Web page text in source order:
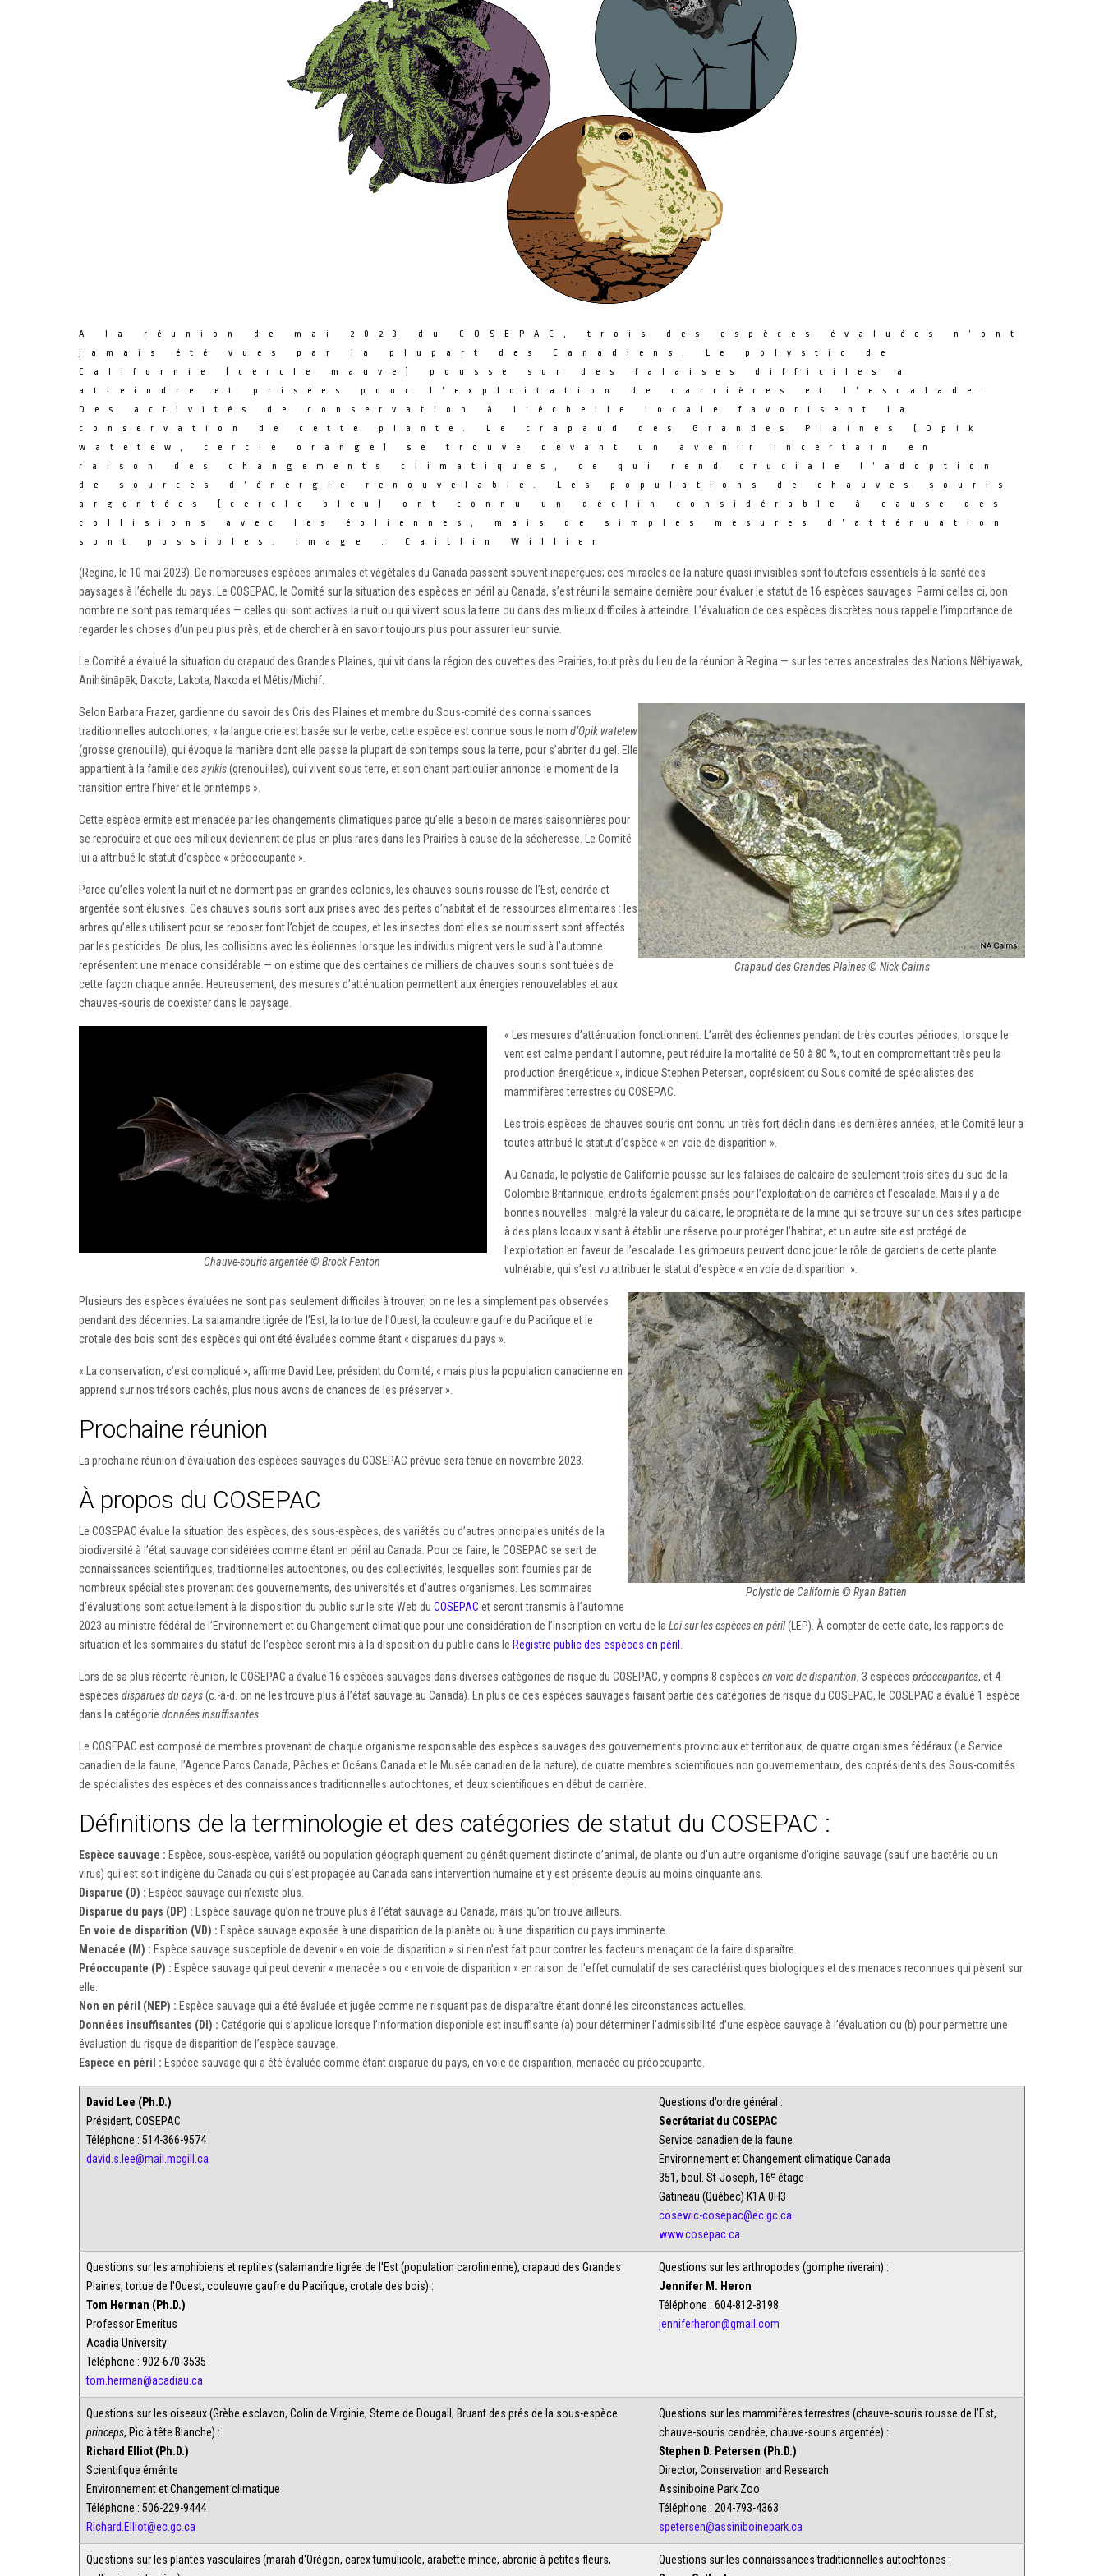
À la réunion de mai 2023 du COSEPAC, trois des espèces évaluées n’ont
jamais été vues par la plupart des Canadiens. Le polystic de
Californie (cercle mauve) pousse sur des falaises difficiles à
atteindre et prisées pour l’exploitation de carrières et l’escalade.
Des activités de conservation à l’échelle locale favorisent la
conservation de cette plante. Le crapaud des Grandes Plaines (Opik
watetew, cercle orange) se trouve devant un avenir incertain en
raison des changements climatiques, ce qui rend cruciale l’adoption
de sources d’énergie renouvelable. Les populations de chauves souris
argentées (cercle bleu) ont connu un déclin considérable à cause des
collisions avec les éoliennes, mais de simples mesures d’atténuation
sont possibles. Image : Caitlin Willier
(Regina, le 10 mai 2023). De nombreuses espèces animales et végétales du Canada passent souvent inaperçues; ces miracles de la nature quasi invisibles sont toutefois essentiels à la santé des
paysages à l’échelle du pays. Le COSEPAC, le Comité sur la situation des espèces en péril au Canada, s’est réuni la semaine dernière pour évaluer le statut de 16 espèces sauvages. Parmi celles ci, bon
nombre ne sont pas remarquées — celles qui sont actives la nuit ou qui vivent sous la terre ou dans des milieux difficiles à atteindre. L’évaluation de ces espèces discrètes nous rappelle l’importance de
regarder les choses d’un peu plus près, et de chercher à en savoir toujours plus pour assurer leur survie.
Le Comité a évalué la situation du crapaud des Grandes Plaines, qui vit dans la région des cuvettes des Prairies, tout près du lieu de la réunion à Regina — sur les terres ancestrales des Nations Nêhiyawak,
Anihšināpēk, Dakota, Lakota, Nakoda et Métis/Michif.
Crapaud des Grandes Plaines © Nick Cairns
Selon Barbara Frazer, gardienne du savoir des Cris des Plaines et membre du Sous-comité des connaissances
traditionnelles autochtones, « la langue crie est basée sur le verbe; cette espèce est connue sous le nom d’Opik watetew
(grosse grenouille), qui évoque la manière dont elle passe la plupart de son temps sous la terre, pour s’abriter du gel. Elle
appartient à la famille des ayikis(grenouilles), qui vivent sous terre, et son chant particulier annonce le moment de la
transition entre l’hiver et le printemps ».
Cette espèce ermite est menacée par les changements climatiques parce qu’elle a besoin de mares saisonnières pour
se reproduire et que ces milieux deviennent de plus en plus rares dans les Prairies à cause de la sécheresse. Le Comité
lui a attribué le statut d’espèce « préoccupante ».
Parce qu’elles volent la nuit et ne dorment pas en grandes colonies, les chauves souris rousse de l’Est, cendrée et
argentée sont élusives. Ces chauves souris sont aux prises avec des pertes d’habitat et de ressources alimentaires : les
arbres qu’elles utilisent pour se reposer font l’objet de coupes, et les insectes dont elles se nourrissent sont affectés
par les pesticides. De plus, les collisions avec les éoliennes lorsque les individus migrent vers le sud à l’automne
représentent une menace considérable — on estime que des centaines de milliers de chauves souris sont tuées de
cette façon chaque année. Heureusement, des mesures d’atténuation permettent aux énergies renouvelables et aux
chauves-souris de coexister dans le paysage.
Chauve-souris argentée © Brock Fenton
« Les mesures d’atténuation fonctionnent. L’arrêt des éoliennes pendant de très courtes périodes, lorsque le
vent est calme pendant l’automne, peut réduire la mortalité de 50 à 80 %, tout en compromettant très peu la
production énergétique », indique Stephen Petersen, coprésident du Sous comité de spécialistes des
mammifères terrestres du COSEPAC.
Les trois espèces de chauves souris ont connu un très fort déclin dans les dernières années, et le Comité leur a
toutes attribué le statut d’espèce « en voie de disparition ».
Au Canada, le polystic de Californie pousse sur les falaises de calcaire de seulement trois sites du sud de la
Colombie Britannique, endroits également prisés pour l’exploitation de carrières et l’escalade. Mais il y a de
bonnes nouvelles : malgré la valeur du calcaire, le propriétaire de la mine qui se trouve sur un des sites participe
à des plans locaux visant à établir une réserve pour protéger l’habitat, et un autre site est protégé de
l’exploitation en faveur de l’escalade. Les grimpeurs peuvent donc jouer le rôle de gardiens de cette plante
vulnérable, qui s’est vu attribuer le statut d’espèce « en voie de disparition ».
Polystic de Californie © Ryan Batten
Plusieurs des espèces évaluées ne sont pas seulement difficiles à trouver; on ne les a simplement pas observées
pendant des décennies. La salamandre tigrée de l’Est, la tortue de l’Ouest, la couleuvre gaufre du Pacifique et le
crotale des bois sont des espèces qui ont été évaluées comme étant « disparues du pays ».
« La conservation, c’est compliqué », affirme David Lee, président du Comité, « mais plus la population canadienne en
apprend sur nos trésors cachés, plus nous avons de chances de les préserver ».
Prochaine réunion
La prochaine réunion d’évaluation des espèces sauvages du COSEPAC prévue sera tenue en novembre 2023.
À propos du COSEPAC
Le COSEPAC évalue la situation des espèces, des sous-espèces, des variétés ou d’autres principales unités de la
biodiversité à l’état sauvage considérées comme étant en péril au Canada. Pour ce faire, le COSEPAC se sert de
connaissances scientifiques, traditionnelles autochtones, ou des collectivités, lesquelles sont fournies par de
nombreux spécialistes provenant des gouvernements, des universités et d’autres organismes. Les sommaires
d’évaluations sont actuellement à la disposition du public sur le site Web du COSEPAC et seront transmis à l’automne
2023 au ministre fédéral de l’Environnement et du Changement climatique pour une considération de l’inscription en vertu de la Loi sur les espèces en péril(LEP). À compter de cette date, les rapports de
situation et les sommaires du statut de l’espèce seront mis à la disposition du public dans le Registre public des espèces en péril
Lors de sa plus récente réunion, le COSEPAC a évalué 16 espèces sauvages dans diverses catégories de risque du COSEPAC, y compris 8 espèces en voie de disparition, 3 espèces préoccupantes, et 4
espèces disparues du pays(c.-à-d. on ne les trouve plus à l’état sauvage au Canada). En plus de ces espèces sauvages faisant partie des catégories de risque du COSEPAC, le COSEPAC a évalué 1 espèce
dans la catégorie données insuffisantes.
Le COSEPAC est composé de membres provenant de chaque organisme responsable des espèces sauvages des gouvernements provinciaux et territoriaux, de quatre organismes fédéraux (le Service
canadien de la faune, l’Agence Parcs Canada, Pêches et Océans Canada et le Musée canadien de la nature), de quatre membres scientifiques non gouvernementaux, des coprésidents des Sous-comités
de spécialistes des espèces et des connaissances traditionnelles autochtones, et deux scientifiques en début de carrière.
Définitions de la terminologie et des catégories de statut du COSEPAC :
Espèce sauvage : Espèce, sous-espèce, variété ou population géographiquement ou génétiquement distincte d’animal, de plante ou d’un autre organisme d’origine sauvage (sauf une bactérie ou un
virus) qui est soit indigène du Canada ou qui s’est propagée au Canada sans intervention humaine et y est présente depuis au moins cinquante ans.
Disparue (D) : Espèce sauvage qui n’existe plus.
Disparue du pays (DP) : Espèce sauvage qu’on ne trouve plus à l’état sauvage au Canada, mais qu’on trouve ailleurs.
En voie de disparition (VD) : Espèce sauvage exposée à une disparition de la planète ou à une disparition du pays imminente.
Menacée (M) : Espèce sauvage susceptible de devenir « en voie de disparition » si rien n’est fait pour contrer les facteurs menaçant de la faire disparaître.
Préoccupante (P) : Espèce sauvage qui peut devenir « menacée » ou « en voie de disparition » en raison de l'effet cumulatif de ses caractéristiques biologiques et des menaces reconnues qui pèsent sur
elle.
Non en péril (NEP) : Espèce sauvage qui a été évaluée et jugée comme ne risquant pas de disparaître étant donné les circonstances actuelles.
Données insuffisantes (DI) : Catégorie qui s’applique lorsque l’information disponible est insuffisante (a) pour déterminer l’admissibilité d’une espèce sauvage à l’évaluation ou (b) pour permettre une
évaluation du risque de disparition de l’espèce sauvage.
Espèce en péril : Espèce sauvage qui a été évaluée comme étant disparue du pays, en voie de disparition, menacée ou préoccupante.
David Lee (Ph.D.)
Président, COSEPAC
Téléphone : 514-366-9574
david.s.lee@mail.mcgill.ca
Questions d’ordre général :
Secrétariat du COSEPAC
Service canadien de la faune
Environnement et Changement climatique Canada
351, boul. St-Joseph, 16e étage
Gatineau (Québec) K1A 0H3
cosewic-cosepac@ec.gc.ca
www.cosepac.ca
Questions sur les amphibiens et reptiles (salamandre tigrée de l'Est (population carolinienne), crapaud des Grandes
Plaines, tortue de l'Ouest, couleuvre gaufre du Pacifique, crotale des bois) :
Tom Herman (Ph.D.)
Professor Emeritus
Acadia University
Téléphone : 902-670-3535
tom.herman@acadiau.ca
Questions sur les arthropodes (gomphe riverain) :
Jennifer M. Heron
Téléphone : 604-812-8198
jenniferheron@gmail.com
Questions sur les oiseaux (Grèbe esclavon, Colin de Virginie, Sterne de Dougall, Bruant des prés de la sous-espèce
princeps, Pic à tête Blanche) :
Richard Elliot (Ph.D.)
Scientifique émérite
Environnement et Changement climatique
Téléphone : 506-229-9444
Richard.Elliot@ec.gc.ca
Questions sur les mammifères terrestres (chauve-souris rousse de l’Est,
chauve-souris cendrée, chauve-souris argentée) :
Stephen D. Petersen (Ph.D.)
Director, Conservation and Research
Assiniboine Park Zoo
Téléphone : 204-793-4363
spetersen@assiniboinepark.ca
Questions sur les plantes vasculaires (marah d'Orégon, carex tumulicole, arabette mince, abronie à petites fleurs,
Questions sur les connaissances traditionnelles autochtones :